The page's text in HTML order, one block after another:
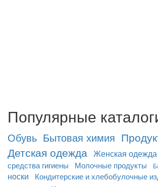
Популярные
Обувь Бытовая химия
Детская одежда Женская одежда
средства гигиены
Молочные продукты
носки
Кондитерские и хлебобулочные